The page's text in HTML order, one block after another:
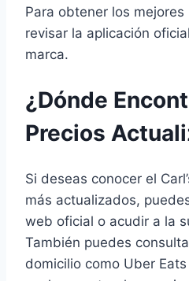
Para obtener los
revisar la aplicación
marca.
¿Dónde
Precios
Si deseas conocer el
más actualizados,
web oficial o acudir a la
También puedes
domicilio como Uber